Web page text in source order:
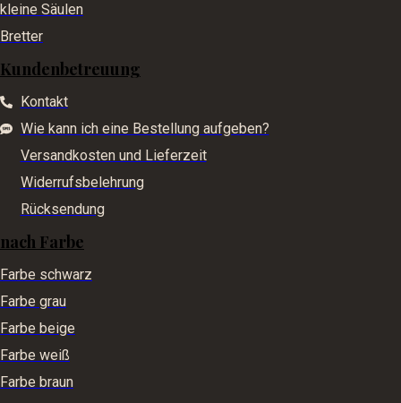
kleine Säulen
Bretter
Kundenbetreuung
Kontakt
Wie kann ich eine Bestellung aufgeben?
Versandkosten und Lieferzeit
Widerrufsbelehrung
Rücksendung
nach Farbe
Farbe schwarz
Farbe grau
Farbe beige
Farbe weiß
Farbe braun